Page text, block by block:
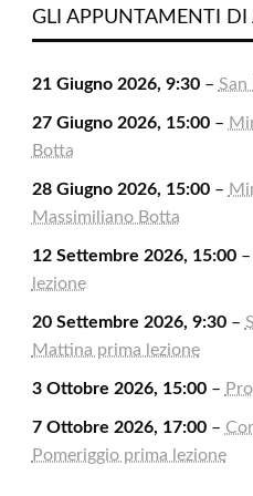
2026
2026
2026
GLI APPUNTAMENTI DI
21 Giugno 2026, 9:30– San
27 Giugno 2026, 15:00–
Botta
28 Giugno 2026, 15:00–
Massimiliano Botta
12 Settembre 2026, 15:00–
lezione
20 Settembre 2026, 9:30–
Mattina prima lezione
3 Ottobre 2026, 15:00–
7 Ottobre 2026, 17:00–
Pomeriggio prima lezione